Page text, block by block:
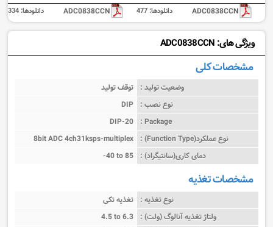
ADC0838CCN دانلودها: 477
ADC0838CCN دانلودها: 334
ویژگی های: ADC0838CCN
مشخصات کلی
وضعیت تولید : توقف تولید
نوع نصب : DIP
Package :
DIP-20
نوع عملکرد(Function Type) :
8bit ADC 4ch31ksps-multiplex
دمای کاری(سانتیگراد) : -40 to 85
مشخصات تغذیه
نوع تغذیه : تغذیه تکی
ولتاژ تغذیه آنالوگ (ولت) : 4.5 to 6.3